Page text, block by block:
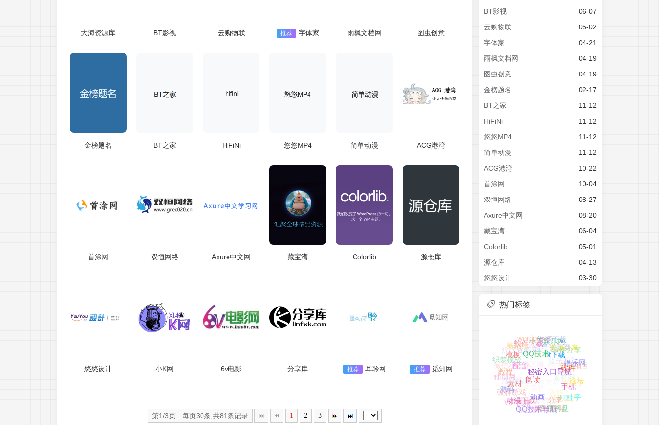
大海资源库 BT影视 云购物联 推荐 字体家 雨枫文档网 图虫创意
金榜题名 BT之家 HiFiNi 悠悠MP4 简单动漫 ACG港湾
首涂网 双恒网络 Axure中文网 藏宝湾 Colorlib 源仓库
悠悠设计 小K网 6v电影 分享库 推荐 耳聆网 推荐 觅知网
第1/3页 每页30条,共81条记录 1 2 3
06-07
BT影视
05-02
云购物联
04-21
字体家
04-19
雨枫文档网
04-19
图虫创意
02-17
金榜题名
11-12
BT之家
11-12
HiFiNi
11-12
悠悠MP4
11-12
简单动漫
10-22
ACG港湾
10-04
首涂网
08-27
双恒网络
08-20
Axure中文网
06-04
藏宝湾
05-01
Colorlib
04-13
源仓库
03-30
悠悠设计
热门标签
秘密入口导航
动画分享
手机
软件
bt下载
QQ技术
配音
素材
动漫下载
QQ技术导航
百度网盘
BT种子
论坛
娱乐网
资源分享
小刀娱乐网
软件下载
模板
教程
源码
VIP视频
精品软件网站源码
站长工具
海贼王
创业项目
软件分享
资源下载
wordpress
美剧粉
织梦模板
辅助网
破解游戏
教程分享网盘资源
素材网
蓝光影院
流星资源网
好玩
流氓资源网
微信小程序
活动线报
图片素材
技术教程
教程网
流星网
吾爱资源网